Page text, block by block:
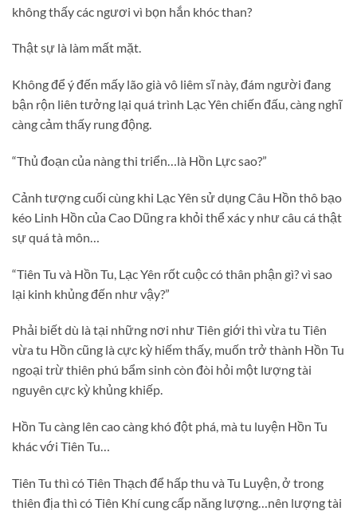
không thấy các ngươi vì bọn hắn khóc than?
Thật sự là làm mất mặt.
Không để ý đến mấy lão già vô liêm sĩ này, đám người đang
bận rộn liên tưởng lại quá trình Lạc Yên chiến đấu, càng nghĩ
càng cảm thấy rung động.
“Thủ đoạn của nàng thi triển…là Hồn Lực sao?”
Cảnh tượng cuối cùng khi Lạc Yên sử dụng Câu Hồn thô bạo
kéo Linh Hồn của Cao Dũng ra khỏi thể xác y như câu cá thật
sự quá tà môn…
“Tiên Tu và Hồn Tu, Lạc Yên rốt cuộc có thân phận gì? vì sao
lại kinh khủng đến như vậy?”
Phải biết dù là tại những nơi như Tiên giới thì vừa tu Tiên
vừa tu Hồn cũng là cực kỳ hiếm thấy, muốn trở thành Hồn Tu
ngoại trừ thiên phú bẩm sinh còn đòi hỏi một lượng tài
nguyên cực kỳ khủng khiếp.
Hồn Tu càng lên cao càng khó đột phá, mà tu luyện Hồn Tu
khác với Tiên Tu…
Tiên Tu thì có Tiên Thạch để hấp thu và Tu Luyện, ở trong
thiên địa thì có Tiên Khí cung cấp năng lượng…nên lượng tài